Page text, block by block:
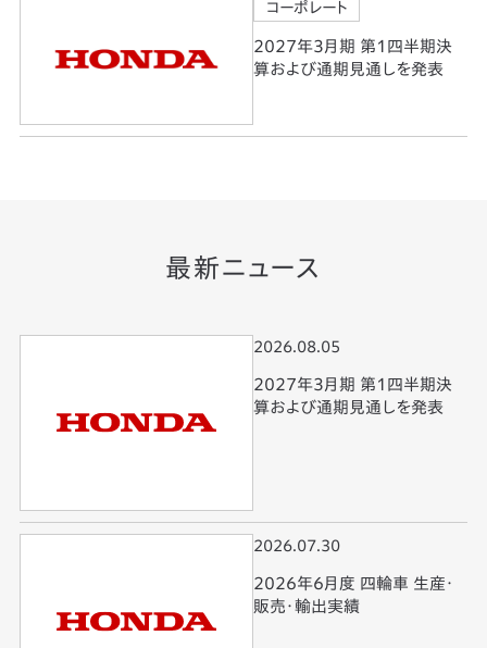
コーポレート
2027年3月期 第1四半期決
算および通期見通しを発表
最新ニュース
2026.08.05
2027年3月期 第1四半期決
算および通期見通しを発表
2026.07.30
2026年6月度 四輪車 生産・
販売・輸出実績